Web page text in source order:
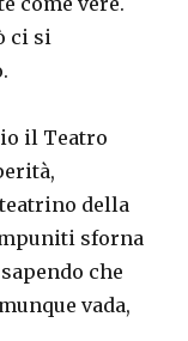
ci si
il Teatro
della
sforna
che
vada,